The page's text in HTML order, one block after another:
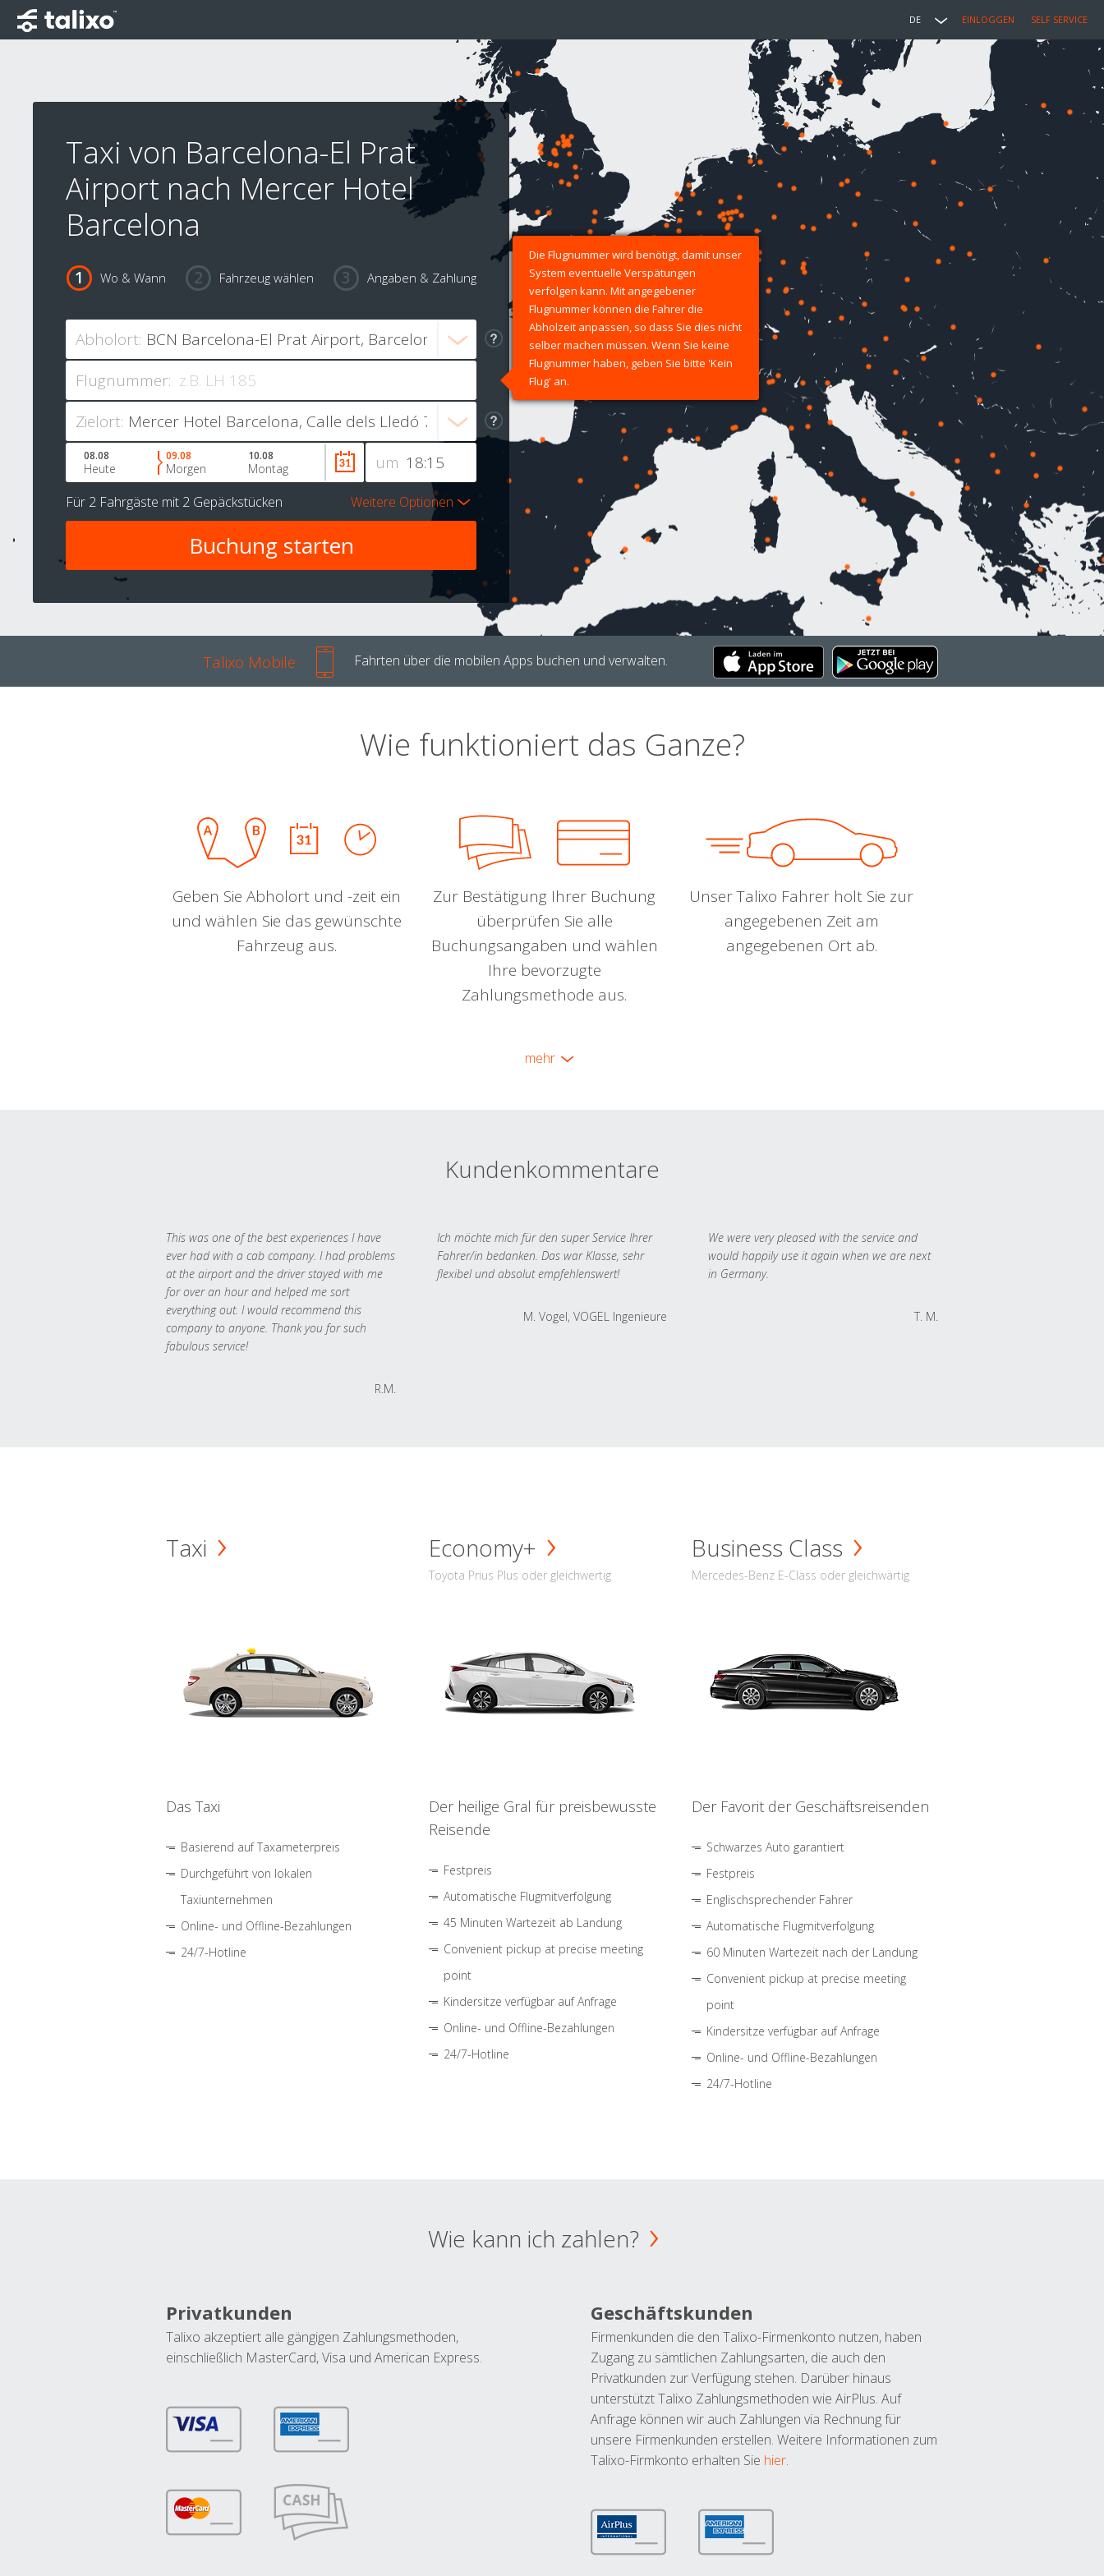
DE EINLOGGEN SELF SERVICE
Taxi von Barcelona-El Prat
Airport nach Mercer Hotel
Barcelona
Wo & Wann Fahrzeug wählen Angaben & Zahlung
Abholort:
Flugnummer:
Die Flugnummer wird benötigt, damit unser
System eventuelle Verspätungen
verfolgen kann. Mit angegebener
Flugnummer können die Fahrer die
Abholzeit anpassen, so dass Sie dies nicht
selber machen müssen. Wenn Sie keine
Flugnummer haben, geben Sie bitte 'Kein
Flug' an.
Zielort:
um
08.08
Heute
09.08
Morgen
10.08
Montag
Für 2 Fahrgäste mit 2 Gepäckstücken Weitere Optionen
Talixo Mobile Fahrten über die mobilen Apps buchen und verwalten.
Wie funktioniert das Ganze?
Geben Sie Abholort und -zeit ein
und wählen Sie das gewünschte
Fahrzeug aus.
Zur Bestätigung Ihrer Buchung
überprüfen Sie alle
Buchungsangaben und wählen
Ihre bevorzugte
Zahlungsmethode aus.
Unser Talixo Fahrer holt Sie zur
angegebenen Zeit am
angegebenen Ort ab.
mehr
Kundenkommentare
This was one of the best experiences I have
ever had with a cab company. I had problems
at the airport and the driver stayed with me
for over an hour and helped me sort
everything out. I would recommend this
company to anyone. Thank you for such
fabulous service!
R.M.
Ich möchte mich für den super Service Ihrer
Fahrer/in bedanken. Das war Klasse, sehr
flexibel und absolut empfehlenswert!
M. Vogel, VOGEL Ingenieure
We were very pleased with the service and
would happily use it again when we are next
in Germany.
T. M.
Taxi
Das Taxi
Basierend auf Taxameterpreis
Durchgeführt von lokalen
Taxiunternehmen
Online- und Offline-Bezahlungen
24/7-Hotline
Economy+
Toyota Prius Plus oder gleichwertig
Der heilige Gral für preisbewusste
Reisende
Festpreis
Automatische Flugmitverfolgung
45 Minuten Wartezeit ab Landung
Convenient pickup at precise meeting
point
Kindersitze verfügbar auf Anfrage
Online- und Offline-Bezahlungen
24/7-Hotline
Business Class
Mercedes-Benz E-Class oder gleichwärtig
Der Favorit der Geschäftsreisenden
Schwarzes Auto garantiert
Festpreis
Englischsprechender Fahrer
Automatische Flugmitverfolgung
60 Minuten Wartezeit nach der Landung
Convenient pickup at precise meeting
point
Kindersitze verfügbar auf Anfrage
Online- und Offline-Bezahlungen
24/7-Hotline
Wie kann ich zahlen?
Privatkunden
Talixo akzeptiert alle gängigen Zahlungsmethoden,
einschließlich MasterCard, Visa und American Express.
Geschäftskunden
Firmenkunden die den Talixo-Firmenkonto nutzen, haben
Zugang zu sämtlichen Zahlungsarten, die auch den
Privatkunden zur Verfügung stehen. Darüber hinaus
unterstützt Talixo Zahlungsmethoden wie AirPlus. Auf
Anfrage können wir auch Zahlungen via Rechnung für
unsere Firmenkunden erstellen. Weitere Informationen zum
Talixo-Firmkonto erhalten Sie hier.